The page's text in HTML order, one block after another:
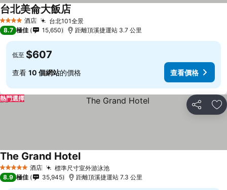
4 星級 酒店 台北101全景
台北美侖大飯店
8.7 極佳 15,650 距離頂溪捷運站 3.7 公里
低至 $607
查看 10 個網站的價格 查看價格
分享 放
熱門選擇
5 星級 酒店 標準尺寸室外游泳池
The Grand Hotel
8.9 極佳 35,945 距離頂溪捷運站 7.3 公里